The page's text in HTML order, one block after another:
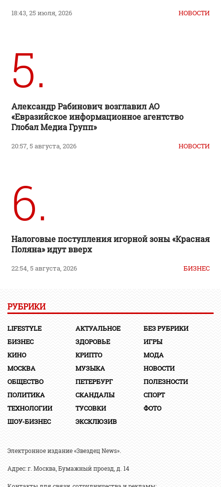
18:43, 25 июля, 2026 НОВОСТИ
5.
Александр Рабинович возглавил АО
«Евразийское информационное агентство
Глобал Медиа Групп»
20:57, 5 августа, 2026 НОВОСТИ
6.
Налоговые поступления игорной зоны «Красная
Поляна» идут вверх
22:54, 5 августа, 2026 БИЗНЕС
РУБРИКИ
LIFESTYLE АКТУАЛЬНОЕ
БЕЗ РУБРИКИ
БИЗНЕС
ЗДОРОВЬЕ
ИГРЫ
КИНО
КРИПТО
МОДА
МОСКВА
МУЗЫКА
НОВОСТИ
ОБЩЕСТВО
ПЕТЕРБУРГ
ПОЛЕЗНОСТИ
ПОЛИТИКА
СКАНДАЛЫ
СПОРТ
ТЕХНОЛОГИИ
ТУСОВКИ
ФОТО
ШОУ-БИЗНЕС
ЭКСКЛЮЗИВ
Электронное издание «Звездец News».
Адрес: г. Москва, Бумажный проезд, д. 14